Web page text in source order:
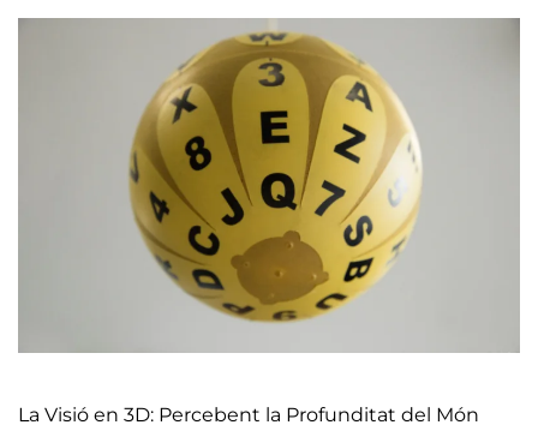
La Visió en 3D: Percebent la Profunditat del Món